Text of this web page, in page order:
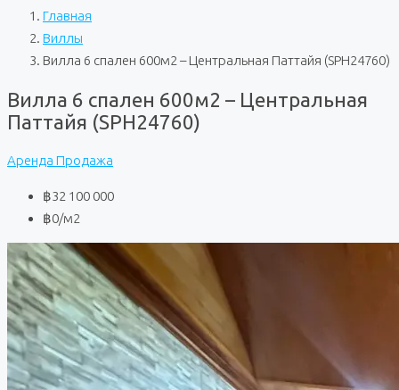
Главная
Виллы
Вилла 6 спален 600м2 – Центральная Паттайя (SPH24760)
Вилла 6 спален 600м2 – Центральная
Паттайя (SPH24760)
Аренда Продажа
฿32 100 000
฿0/м2